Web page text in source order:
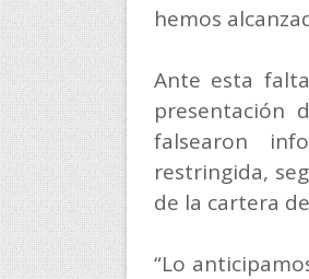
hemos
Ante esta
presentación
falsearon
restringida,
de la cartera
“Lo